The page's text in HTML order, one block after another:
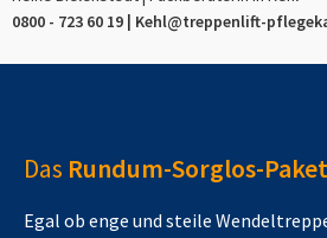
0800 - 723 60 19 | Kehl@treppenlift-
Das Rundum-Sorglos-Paket
Egal ob enge und steile